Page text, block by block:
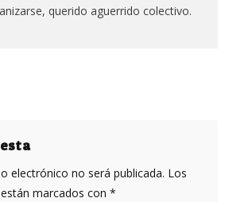
querido aguerrido colectivo.
electrónico no será publicada. Los
marcados con *